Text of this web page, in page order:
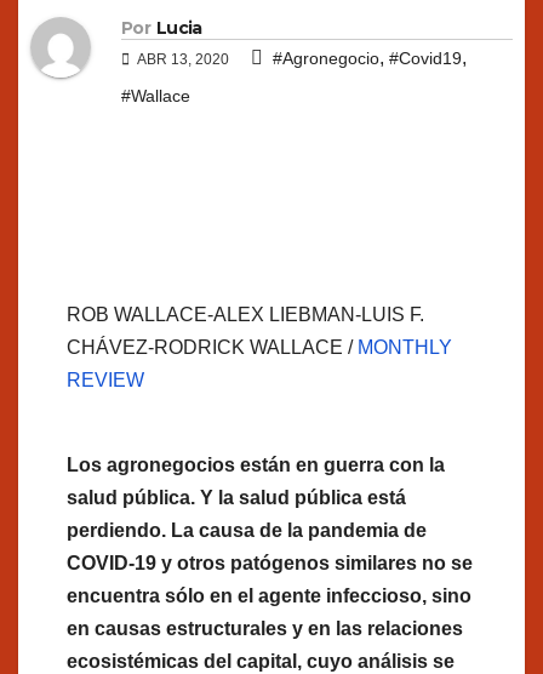
Por Lucia
ABR 13, 2020 #Agronegocio, #Covid19,
#Wallace
ROB WALLACE-ALEX LIEBMAN-LUIS F.
CHÁVEZ-RODRICK WALLACE / MONTHLY
REVIEW
Los agronegocios están en guerra con la
salud pública. Y la salud pública está
perdiendo. La causa de la pandemia de
COVID-19 y otros patógenos similares no se
encuentra sólo en el agente infeccioso, sino
en causas estructurales y en las relaciones
ecosistémicas del capital, cuyo análisis se